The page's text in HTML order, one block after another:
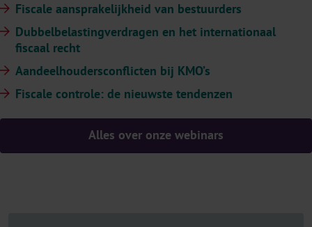
Fiscale aansprakelijkheid van bestuurders
Dubbelbelastingverdragen en het internationaal
fiscaal recht
Aandeelhoudersconflicten bij KMO’s
Fiscale controle: de nieuwste tendenzen
Alles over onze webinars